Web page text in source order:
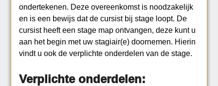
ondertekenen. Deze overeenkomst is noodzakelijk
en is een bewijs dat de cursist bij stage loopt. De
cursist heeft een stage map ontvangen, deze kunt u
aan het begin met uw stagiair(e) doornemen. Hierin
vindt u ook de verplichte onderdelen van de stage.
Verplichte onderdelen: